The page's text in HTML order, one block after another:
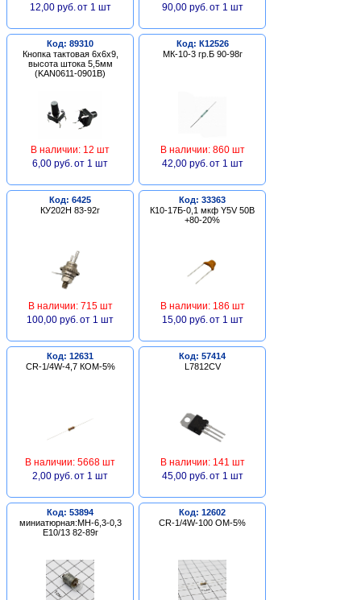
12,00 руб. от 1 шт
90,00 руб. от 1 шт
Код: 89310
Кнопка тактовая 6х6х9,
высота штока 5,5мм
(KAN0611-0901B)
В наличии: 12 шт
6,00 руб. от 1 шт
Код: К12526
МК-10-3 гр.Б 90-98г
В наличии: 860 шт
42,00 руб. от 1 шт
Код: 6425
КУ202Н 83-92г
В наличии: 715 шт
100,00 руб. от 1 шт
Код: 33363
К10-17Б-0,1 мкф Y5V 50В
+80-20%
В наличии: 186 шт
15,00 руб. от 1 шт
Код: 12631
CR-1/4W-4,7 КОМ-5%
В наличии: 5668 шт
2,00 руб. от 1 шт
Код: 57414
L7812CV
В наличии: 141 шт
45,00 руб. от 1 шт
Код: 53894
миниатюрная:МН-6,3-0,3
Е10/13 82-89г
Код: 12602
CR-1/4W-100 ОМ-5%